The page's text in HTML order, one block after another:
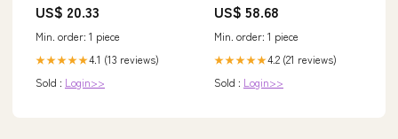
US$ 20.33
Min. order: 1 piece
★★★★★4.1 (13 reviews)
Sold : Login>>
US$ 58.68
Min. order: 1 piece
★★★★★4.2 (21 reviews)
Sold : Login>>